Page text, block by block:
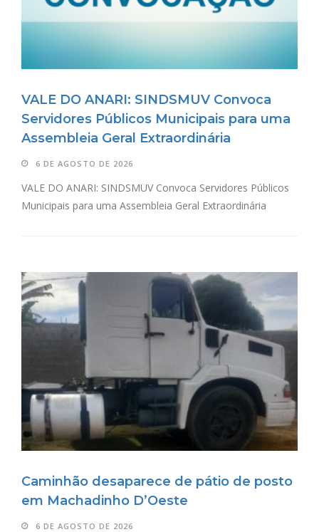
VALE DO ANARI: SINDSMUV Convoca
Servidores Públicos Municipais para uma
Assembleia Geral Extraordinária
6 DE AGOSTO DE 2026
VALE DO ANARI: SINDSMUV Convoca Servidores Públicos
Municipais para uma Assembleia Geral Extraordinária
Caminhão desaparece de pátio de posto
em Machadinho D’Oeste
6 DE AGOSTO DE 2026